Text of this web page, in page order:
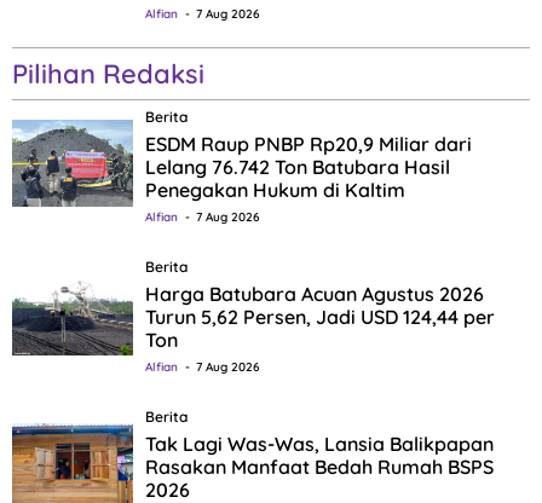
Alfian 7 Aug 2026
Pilihan Redaksi
Berita
ESDM Raup PNBP Rp20,9 Miliar dari
Lelang 76.742 Ton Batubara Hasil
Penegakan Hukum di Kaltim
Alfian 7 Aug 2026
Berita
Harga Batubara Acuan Agustus 2026
Turun 5,62 Persen, Jadi USD 124,44 per
Ton
Alfian 7 Aug 2026
Berita
Tak Lagi Was-Was, Lansia Balikpapan
Rasakan Manfaat Bedah Rumah BSPS
2026